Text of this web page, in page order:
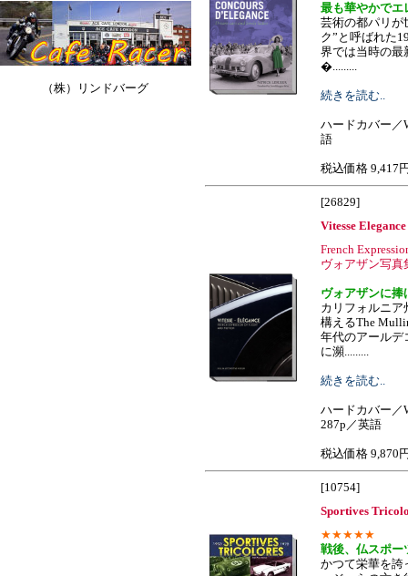
（株）リンドバーグ
最も華やかでエ
芸術の都パリが
ク”と呼ばれた
界では当時の最
�.........
続きを読む..
ハードカバー／
語
税込価格 9,417
[26829]
Vitesse Elegance
French
ヴォアザン写真
ヴォアザンに捧
カリフォルニア
構えるThe
年代のアールデ
に瀕.........
続きを読む..
ハードカバー／
287p／英語
税込価格 9,870
[10754]
Sportives
★★★★★
戦後、仏スポー
かつて栄華を誇